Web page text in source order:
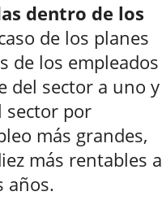
dentro de los
de los planes
de los empleados
del sector a uno y
sector por
más grandes,
más rentables a
años.